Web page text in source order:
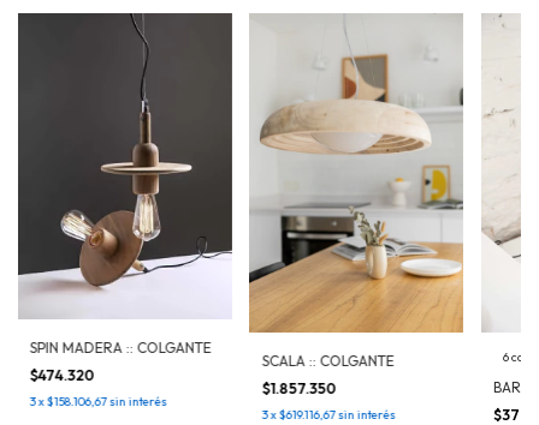
SPIN MADERA :: COLGANTE
$474.320
3x$158.106,67sin interés
SCALA :: COLGANTE
$1.857.350
3x$619.116,67sin interés
6
BARI ::